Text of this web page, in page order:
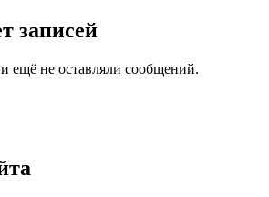
записей
ещё не оставляли сообщений.